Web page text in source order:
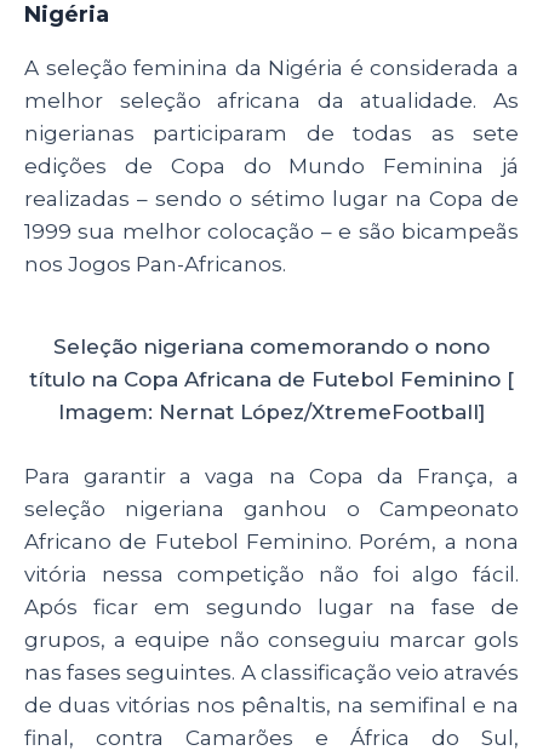
Nigéria
A seleção feminina da Nigéria é considerada a
melhor seleção africana da atualidade. As
nigerianas participaram de todas as sete
edições de Copa do Mundo Feminina já
realizadas – sendo o sétimo lugar na Copa de
1999 sua melhor colocação – e são bicampeãs
nos Jogos Pan-Africanos.
Seleção nigeriana comemorando o nono
título na Copa Africana de Futebol Feminino [
Imagem: Nernat López/XtremeFootball]
Para garantir a vaga na Copa da França, a
seleção nigeriana ganhou o Campeonato
Africano de Futebol Feminino. Porém, a nona
vitória nessa competição não foi algo fácil.
Após ficar em segundo lugar na fase de
grupos, a equipe não conseguiu marcar gols
nas fases seguintes. A classificação veio através
de duas vitórias nos pênaltis, na semifinal e na
final, contra Camarões e África do Sul,